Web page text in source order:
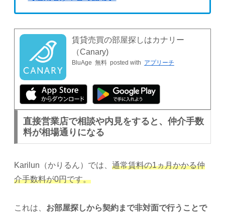
賃貸売買の部屋探しはカナリー
（Canary)
BluAge 無料 posted with アプリーチ
直接営業店で相談や内見をすると、仲介手数
料が相場通りになる
Karilun（かりるん）では、通常賃料の1ヵ月かかる仲
介手数料が0円です。
これは、 お部屋探しから契約まで非対面で行うことで